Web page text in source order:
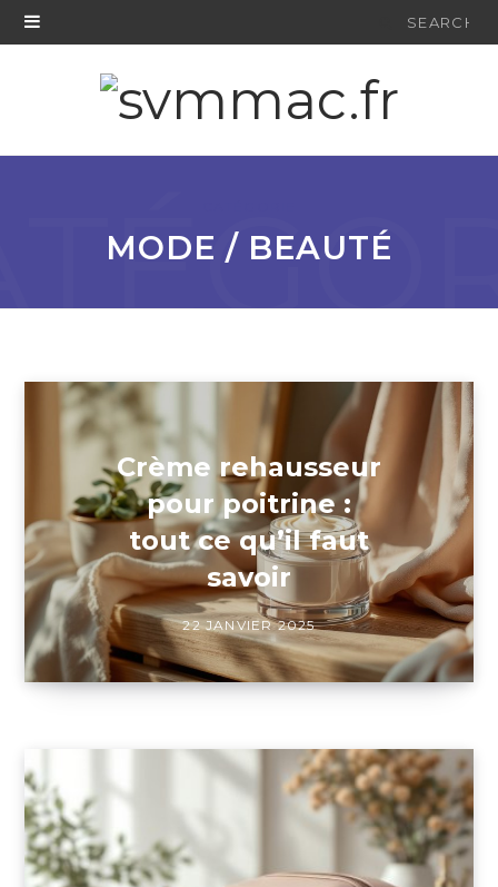
Search
MODE / BEAUTÉ
Crème rehausseur
pour poitrine :
tout ce qu’il faut
savoir
22 JANVIER 2025